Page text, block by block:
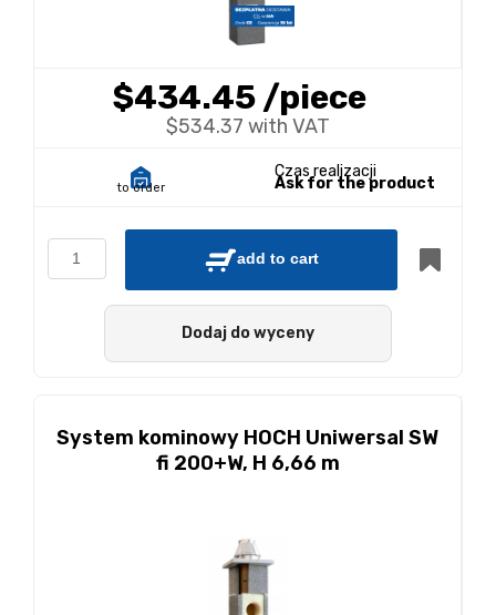
$434.45/piece
$534.37 with VAT
to order
Czas realizacji
Ask for the product
add to cart
Dodaj do wyceny
System kominowy HOCH Uniwersal SW
fi 200+W, H 6,66 m